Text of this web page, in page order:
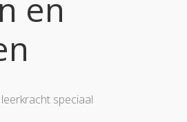
en
speciaal